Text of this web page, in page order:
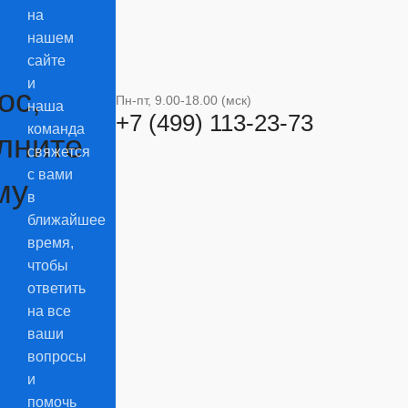
на
нашем
сайте
и
наша
команда
свяжется
с вами
в
ближайшее
время,
чтобы
ответить
на все
ваши
вопросы
и
помочь
Пн-пт, 9.00-18.00 (мск)
+7 (499) 113-23-73